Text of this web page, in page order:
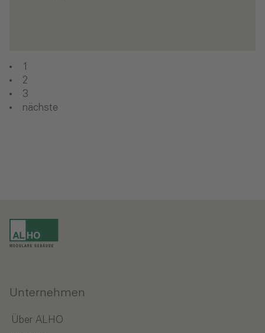
1
2
3
nächste
Unternehmen
Über ALHO